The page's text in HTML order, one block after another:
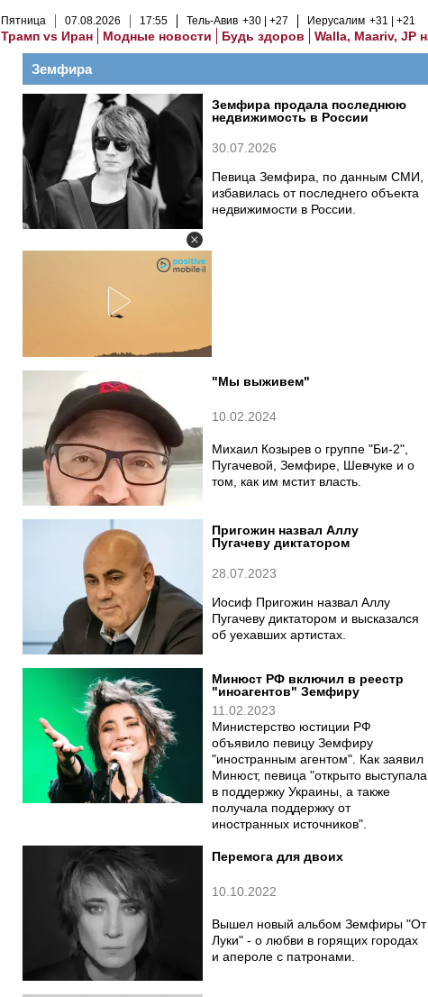
Пятница 07.08.2026 17:55 Тель-Авив +30 +27 Иерусалим +31 +21
Трамп vs Иран Модные новости Будь здоров Walla, Maariv, JP
Земфира
Земфира продала последнюю
недвижимость в России
30.07.2026
Певица Земфира, по данным СМИ,
избавилась от последнего объекта
недвижимости в России.
"Мы выживем"
10.02.2024
Михаил Козырев о группе "Би-2",
Пугачевой, Земфире, Шевчуке и о
том, как им мстит власть.
Пригожин назвал Аллу
Пугачеву диктатором
28.07.2023
Иосиф Пригожин назвал Аллу
Пугачеву диктатором и высказался
об уехавших артистах.
Минюст РФ включил в реестр
"иноагентов" Земфиру
11.02.2023
Министерство юстиции РФ
объявило певицу Земфиру
"иностранным агентом". Как заявил
Минюст, певица "открыто выступала
в поддержку Украины, а также
получала поддержку от
иностранных источников".
Перемога для двоих
10.10.2022
Вышел новый альбом Земфиры "От
Луки" - о любви в горящих городах
и апероле с патронами.